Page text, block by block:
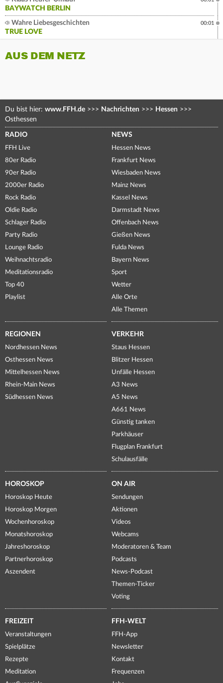
BAYWATCH BERLIN
Wahre Liebesgeschichten
TRUE LOVE
00:01
AUS DEM NETZ
Du bist hier: www.FFH.de >>> Nachrichten >>> Hessen >>>
Osthessen
RADIO
FFH Live
80er Radio
90er Radio
2000er Radio
Rock Radio
Oldie Radio
Schlager Radio
Party Radio
Lounge Radio
Weihnachtsradio
Meditationsradio
Top 40
Playlist
NEWS
Hessen News
Frankfurt News
Wiesbaden News
Mainz News
Kassel News
Darmstadt News
Offenbach News
Gießen News
Fulda News
Bayern News
Sport
Wetter
Alle Orte
Alle Themen
REGIONEN
Nordhessen News
Osthessen News
Mittelhessen News
Rhein-Main News
Südhessen News
VERKEHR
Staus Hessen
Blitzer Hessen
Unfälle Hessen
A3 News
A5 News
A661 News
Günstig tanken
Parkhäuser
Flugplan Frankfurt
Schulausfälle
HOROSKOP
Horoskop Heute
Horoskop Morgen
Wochenhoroskop
Monatshoroskop
Jahreshoroskop
Partnerhoroskop
Aszendent
ON AIR
Sendungen
Aktionen
Videos
Webcams
Moderatoren & Team
Podcasts
News-Podcast
Themen-Ticker
Voting
FREIZEIT
Veranstaltungen
Spielplätze
Rezepte
Meditation
FFH-WELT
FFH-App
Newsletter
Kontakt
Frequenzen